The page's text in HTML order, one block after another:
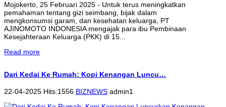
Mojokerto, 25 Februari 2025 - Untuk terus meningkatkan
pemahaman tentang gizi seimbang, bijak dalam
mengkonsumsi garam, dan kesehatan keluarga, PT
AJINOMOTO INDONESIA mengajak para ibu Pembinaan
Kesejahteraan Keluarga (PKK) di 15...
Read more
Dari Kedai Ke Rumah: Kopi Kenangan Luncu…
22-04-2025 Hits:1556 BIZNEWS admin1